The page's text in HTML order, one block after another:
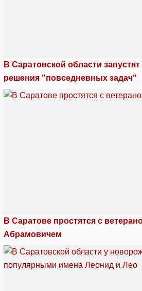
В Саратовской области
решения "повседневных задач"
В Саратове простятся с
Абрамовичем